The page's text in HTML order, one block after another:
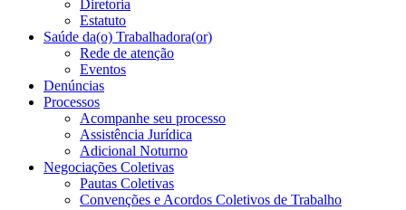
Diretoria
Estatuto
Saúde da(o) Trabalhadora(or)
Rede de atenção
Eventos
Denúncias
Processos
Acompanhe seu processo
Assistência Jurídica
Adicional Noturno
Negociações Coletivas
Pautas Coletivas
Convenções e Acordos Coletivos de Trabalho